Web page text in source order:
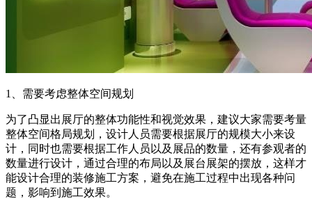
1、需要考虑整体空间规划
为了凸显出展厅的整体功能性和视觉效果，建议大家需要考量
整体空间格局规划，设计人员需要根据展厅的规模大小来设
计，同时也需要根据工作人员以及展品的数量，还有参观者的
数量进行设计，通过合理的布局以及展台展架的摆放，这样才
能设计合理的装修施工方案，避免在施工过程中出现各种问
题，影响到施工效果。